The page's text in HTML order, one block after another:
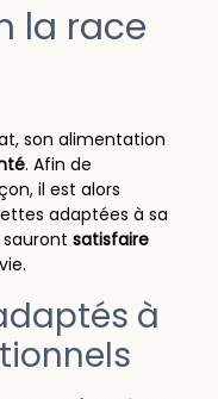
la race
son alimentation
. Afin de
il est alors
adaptées à sa
satisfaire
à